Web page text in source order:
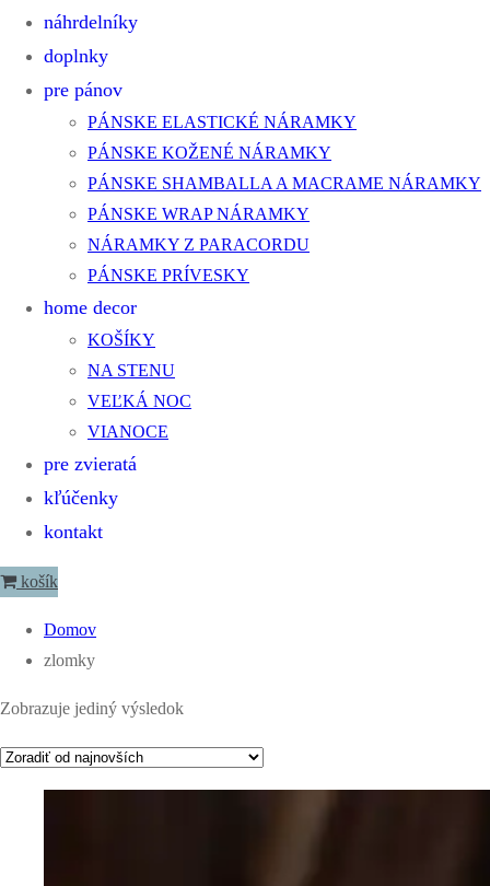
náhrdelníky
doplnky
pre pánov
PÁNSKE ELASTICKÉ NÁRAMKY
PÁNSKE KOŽENÉ NÁRAMKY
PÁNSKE SHAMBALLA A MACRAME NÁRAMKY
PÁNSKE WRAP NÁRAMKY
NÁRAMKY Z PARACORDU
PÁNSKE PRÍVESKY
home decor
KOŠÍKY
NA STENU
VEĽKÁ NOC
VIANOCE
pre zvieratá
kľúčenky
kontakt
košík
Domov
zlomky
Zobrazuje jediný výsledok